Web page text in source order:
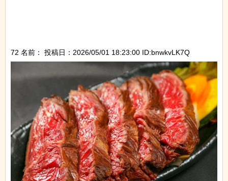
72 名前： 投稿日：2026/05/01 18:23:00 ID:bnwkvLK7Q